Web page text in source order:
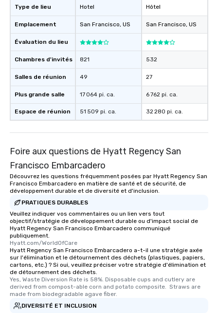
experienced, and all
remember. Our one-
are special, from the
will reminisce about
leave. Location, Location, Location
One of the best
experience is
restaurants are within
walking distance of
short stroll allows
heading to the next
entertainment. All
knowledgeable,
offering engaging
fascinating stories.
interactive
ensuring there is
Different Types of
several renowned
Type de lieu
Emplacement
Évaluation du lieu
Chambres d'invités
Salles de réunion
Plus grande salle
Espace de réunion
Hotel
San Francisco, US
821
49
17 064 pi. ca.
51 509 pi. ca.
Hôtel
San Francisco, US
532
27
6 762 pi. ca.
32 280 pi. ca.
Foire aux questions de Hyatt Regency San
Francisco Embarcadero
Découvrez les questions fréquemment posées par Hyatt Regency San
Francisco Embarcadero en matière de santé et de sécurité, de
développement durable et de diversité et d'inclusion.
PRATIQUES DURABLES
Veuillez indiquer vos commentaires ou un lien vers tout
objectif/stratégie de développement durable ou d'impact social de
Hyatt Regency San Francisco Embarcadero communiqué
publiquement.
Hyatt.com/WorldOfCare
Hyatt Regency San Francisco Embarcadero a-t-il une stratégie axée
sur l'élimination et le détournement des déchets (plastiques, papiers,
cartons, etc.) ? Si oui, veuillez préciser votre stratégie d'élimination et
de détournement des déchets.
Yes, Waste Diversion Rate is 58%. Disposable cups and cutlery are
derived from compost-able corn and potato composite.  Straws are
made from biodegradable agave fiber.
DIVERSITÉ ET INCLUSION